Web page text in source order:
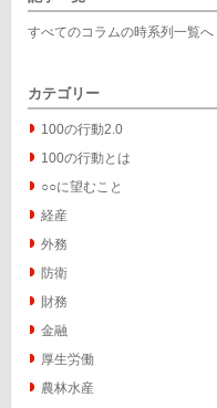
すべてのコラムの時系列一覧へ
カテゴリー
100の行動2.0
100の行動とは
○○に望むこと
経産
外務
防衛
財務
金融
厚生労働
農林水産